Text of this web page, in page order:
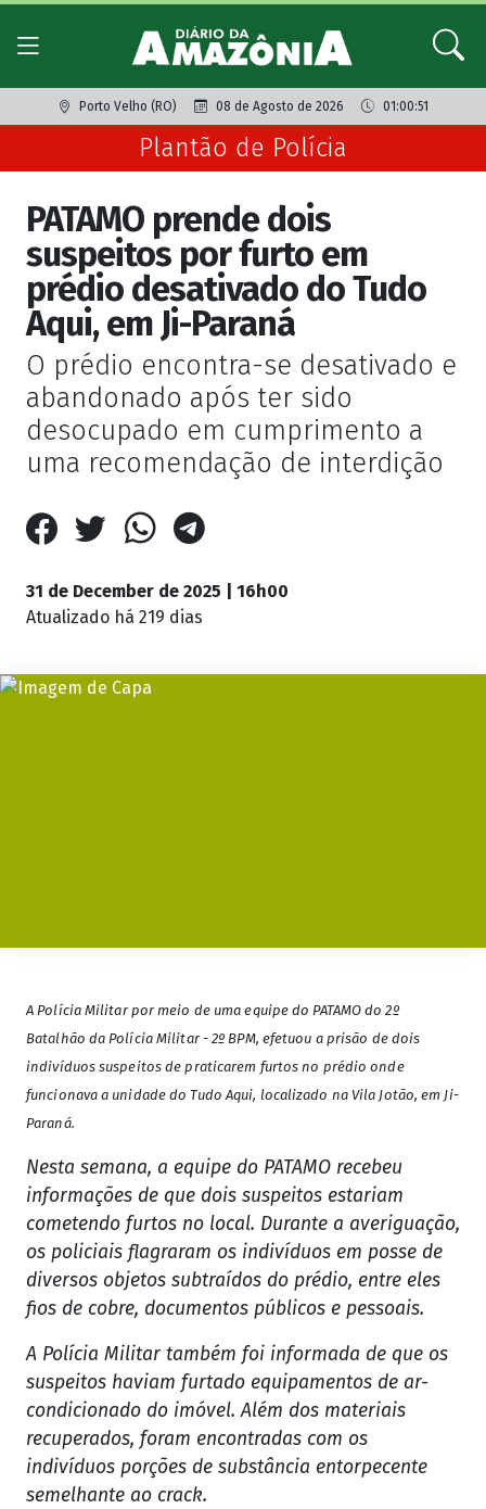
Porto Velho (RO) 08 de Agosto de 2026 01:00:51
Plantão de Polícia
PATAMO prende dois
suspeitos por furto em
prédio desativado do Tudo
Aqui, em Ji-Paraná
O prédio encontra-se desativado e
abandonado após ter sido
desocupado em cumprimento a
uma recomendação de interdição
31 de December de 2025 | 16h00
Atualizado há 219 dias
A Polícia Militar por meio de uma equipe do PATAMO do 2º
Batalhão da Polícia Militar - 2º BPM, efetuou a prisão de dois
indivíduos suspeitos de praticarem furtos no prédio onde
funcionava a unidade do Tudo Aqui, localizado na Vila Jotão, em Ji-
Paraná.
Nesta semana, a equipe do PATAMO recebeu
informações de que dois suspeitos estariam
cometendo furtos no local. Durante a averiguação,
os policiais flagraram os indivíduos em posse de
diversos objetos subtraídos do prédio, entre eles
fios de cobre, documentos públicos e pessoais.
A Polícia Militar também foi informada de que os
suspeitos haviam furtado equipamentos de ar-
condicionado do imóvel. Além dos materiais
recuperados, foram encontradas com os
indivíduos porções de substância entorpecente
semelhante ao crack.